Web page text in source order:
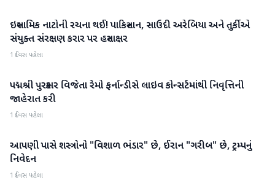
આંતરરાષ્ટ્રીય
ઇસ્લામિક નાટોની રચના થઈ! પાકિસ્તાન, સાઉદી અરેબિયા અને તુર્કીએ
સંયુક્ત સંરક્ષણ કરાર પર હસ્તાક્ષર
1 દિવસ પહેલા
આંતરરાષ્ટ્રીય
પદ્મશ્રી પુરસ્કાર વિજેતા રેમો ફર્નાન્ડીસે લાઇવ કોન્સર્ટમાંથી નિવૃત્તિની
જાહેરાત કરી
1 દિવસ પહેલા
આંતરરાષ્ટ્રીય
આપણી પાસે શસ્ત્રોનો "વિશાળ ભંડાર" છે, ઈરાન "ગરીબ" છે, ટ્રમ્પનું
નિવેદન
1 દિવસ પહેલા